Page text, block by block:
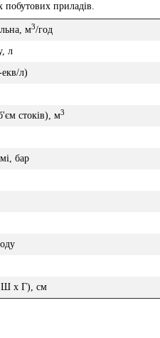
побутових приладів.
м3/год
л
л)
стоків), м3
бар
Ш х Г), см